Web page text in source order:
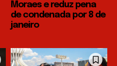
Moraes e reduz pena
de condenada por 8 de
janeiro